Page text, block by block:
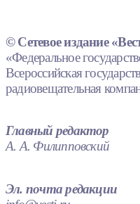
© Сетевое издание
«Федеральное
Всероссийская
радиовещательная
Главный редактор
А. А. Филипповский
Эл. почта редакции